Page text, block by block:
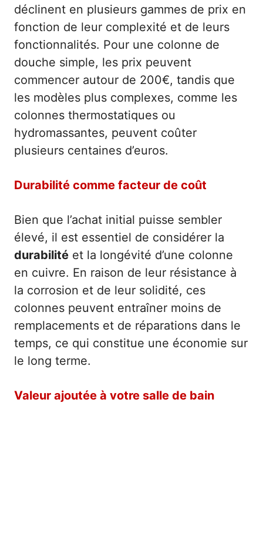
déclinent en plusieurs gammes de prix en
fonction de leur complexité et de leurs
fonctionnalités. Pour une colonne de
douche simple, les prix peuvent
commencer autour de 200€, tandis que
les modèles plus complexes, comme les
colonnes thermostatiques ou
hydromassantes, peuvent coûter
plusieurs centaines d’euros.
Durabilité comme facteur de coût
Bien que l’achat initial puisse sembler
élevé, il est essentiel de considérer la
durabilité et la longévité d’une colonne
en cuivre. En raison de leur résistance à
la corrosion et de leur solidité, ces
colonnes peuvent entraîner moins de
remplacements et de réparations dans le
temps, ce qui constitue une économie sur
le long terme.
Valeur ajoutée à votre salle de bain